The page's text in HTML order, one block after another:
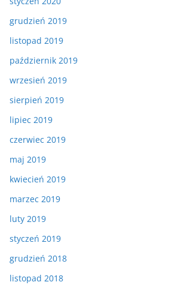
grudzień 2019
listopad 2019
październik 2019
wrzesień 2019
sierpień 2019
lipiec 2019
czerwiec 2019
maj 2019
kwiecień 2019
marzec 2019
luty 2019
styczeń 2019
grudzień 2018
listopad 2018